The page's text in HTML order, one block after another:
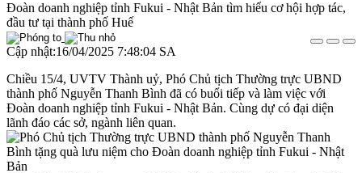
Đoàn doanh nghiệp tỉnh Fukui - Nhật Bản tìm hiểu cơ hội hợp tác,
đầu tư tại thành phố Huế
Cập nhật:16/04/2025 7:48:04 SA
Chiều 15/4, UVTV Thành uỷ, Phó Chủ tịch Thường trực UBND
thành phố Nguyễn Thanh Bình đã có buổi tiếp và làm việc với
Đoàn doanh nghiệp tỉnh Fukui - Nhật Bản. Cùng dự có đại diện
lãnh đáo các sở, ngành liên quan.